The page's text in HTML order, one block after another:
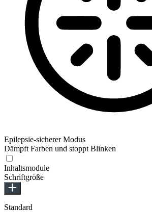
Epilepsie-sicherer Modus
Dämpft Farben und stoppt Blinken
Inhaltsmodule
Schriftgröße
Standard